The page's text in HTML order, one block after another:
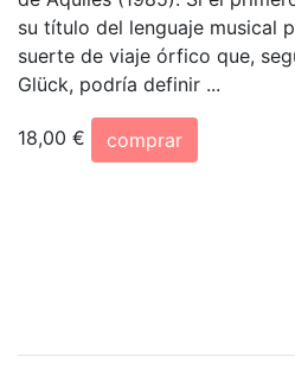
su título del lenguaje musical
suerte de viaje órfico que,
Glück, podría definir ...
18,00 €
comprar